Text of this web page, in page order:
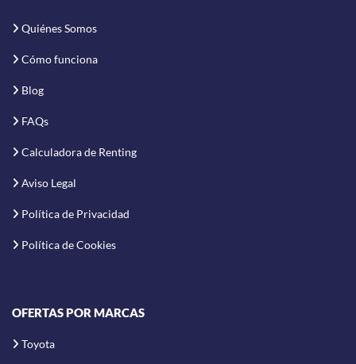
Quiénes Somos
Cómo funciona
Blog
FAQs
Calculadora de Renting
Aviso Legal
Política de Privacidad
Política de Cookies
OFERTAS POR MARCAS
Toyota